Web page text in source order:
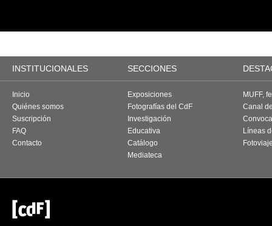
INSTITUCIONALES SECCIONES
Inicio
Quiénes somos
Suscripción
FAQ
Contacto
Exposiciones
Fotografías del CdF
Investigación
Educativa
Catálogo
Mediateca
MUFF,
Canal
Líneas